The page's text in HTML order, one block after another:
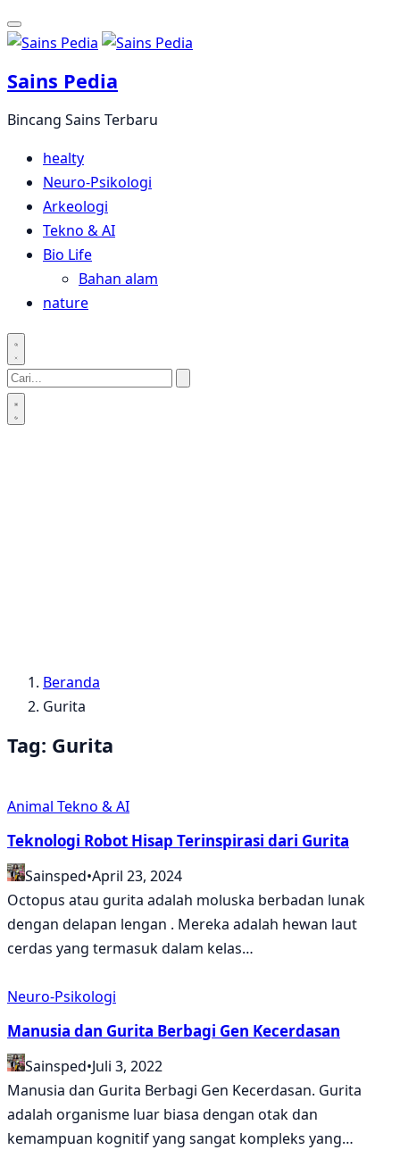
Langsung
ke
Sains Pedia
Bincang Sains Terbaru
healty
Neuro-Psikologi
Arkeologi
Tekno & AI
Bio Life
Bahan alam
nature
Beranda
Gurita
Tag: Gurita
Animal Tekno & AI
Teknologi Robot Hisap Terinspirasi dari Gurita
Sainsped•April 23, 2024
Octopus atau gurita adalah moluska berbadan lunak
dengan delapan lengan . Mereka adalah hewan laut
cerdas yang termasuk dalam kelas…
Neuro-Psikologi
Manusia dan Gurita Berbagi Gen Kecerdasan
Sainsped•Juli 3, 2022
Manusia dan Gurita Berbagi Gen Kecerdasan. Gurita
adalah organisme luar biasa dengan otak dan
kemampuan kognitif yang sangat kompleks yang…